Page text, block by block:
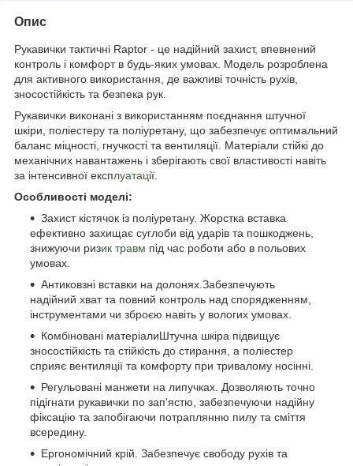
Опис
Рукавички тактичні Raptor - це надійний захист, впевнений
контроль і комфорт в будь-яких умовах. Модель розроблена
для активного використання, де важливі точність рухів,
зносостійкість та безпека рук.
Рукавички виконані з використанням поєднання штучної
шкіри, поліестеру та поліуретану, що забезпечує оптимальний
баланс міцності, гнучкості та вентиляції. Матеріали стійкі до
механічних навантажень і зберігають свої властивості навіть
за інтенсивної експлуатації.
Особливості моделі:
Захист кістячок із поліуретану. Жорстка вставка
ефективно захищає суглоби від ударів та пошкоджень,
знижуючи ризик травм під час роботи або в польових
умовах.
Антиковзні вставки на долонях.Забезпечують
надійний хват та повний контроль над спорядженням,
інструментами чи зброєю навіть у вологих умовах.
Комбіновані матеріалиШтучна шкіра підвищує
зносостійкість та стійкість до стирання, а поліестер
сприяє вентиляції та комфорту при тривалому носінні.
Регульовані манжети на липучках. Дозволяють точно
підігнати рукавички по зап'ястю, забезпечуючи надійну
фіксацію та запобігаючи потраплянню пилу та сміття
всередину.
Ергономічний крій. Забезпечує свободу рухів та